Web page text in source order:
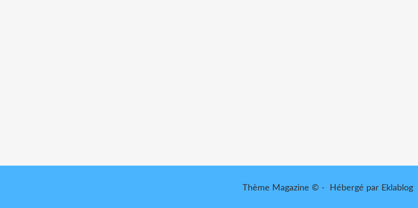
Thème Magazine © - Hébergé par Eklablog